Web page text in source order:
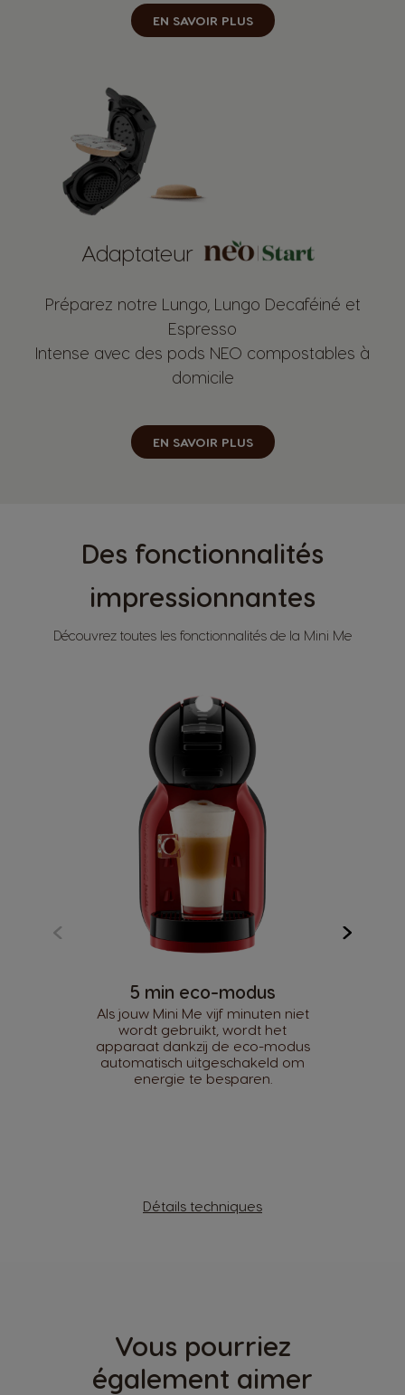
EN SAVOIR PLUS
Adaptateur
Préparez notre Lungo, Lungo Decaféiné et
Espresso
Intense avec des pods NEO compostables à
domicile
EN SAVOIR PLUS
Des fonctionnalités
impressionnantes
Découvrez toutes les fonctionnalités de la Mini Me
5 min eco-modus
Als jouw Mini Me vijf minuten niet
wordt gebruikt, wordt het
apparaat dankzij de eco-modus
automatisch uitgeschakeld om
energie te besparen.
Détails techniques
Vous pourriez
également aimer